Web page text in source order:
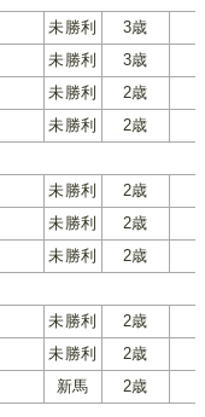
未勝利 3歳
未勝利 3歳
未勝利 2歳
未勝利 2歳
未勝利 2歳
未勝利 2歳
未勝利 2歳
未勝利 2歳
未勝利 2歳
新馬 2歳